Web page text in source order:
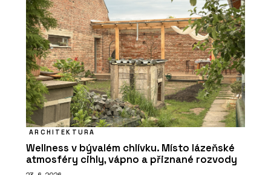
ARCHITEKTURA
Wellness v bývalém chlívku. Místo lázeňské
atmosféry cihly, vápno a přiznané rozvody